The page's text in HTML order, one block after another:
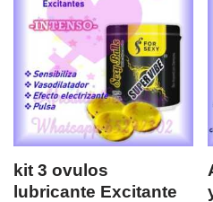
kit 3 ovulos
lubricante Excitante